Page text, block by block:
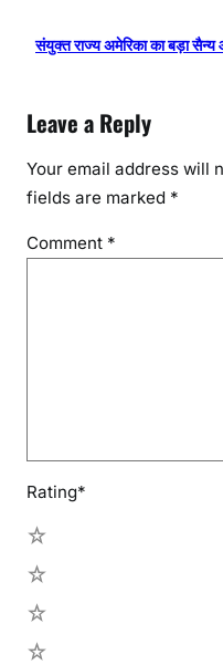
संयुक्त राज्य अमेरिका का बड़ा सैन्य
Leave a Reply
Your email address will
fields are marked *
Comment *
Rating*